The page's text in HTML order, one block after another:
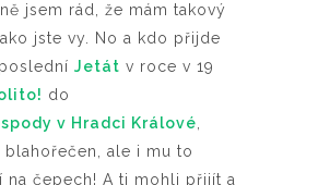
jsem rád, že mám takový
jste vy. No a kdo přijde
Jetát v roce v 19
do
v Hradci Králové,
blahořečen, ale i mu to
na čepech! A ti mohli přijít a